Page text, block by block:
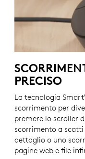
PRECISO
La tecnologia
scorrimento per
premere lo scroller
scorrimento a
dettaglio o uno
pagine web e file